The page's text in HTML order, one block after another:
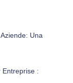
Una
Entreprise :